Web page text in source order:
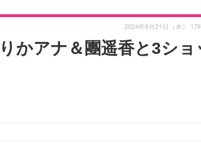
かアナ＆團遥香と3ショ
2024年8月21日（水） 17